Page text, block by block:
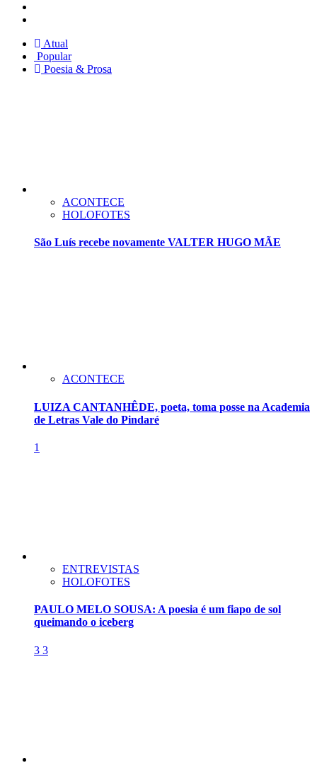
Atual
Popular
Poesia & Prosa
ACONTECE
HOLOFOTES
São Luís recebe novamente VALTER HUGO MÃE
ACONTECE
LUIZA CANTANHÊDE, poeta, toma posse na Academia
de Letras Vale do Pindaré
1
ENTREVISTAS
HOLOFOTES
PAULO MELO SOUSA: A poesia é um fiapo de sol
queimando o iceberg
3 3